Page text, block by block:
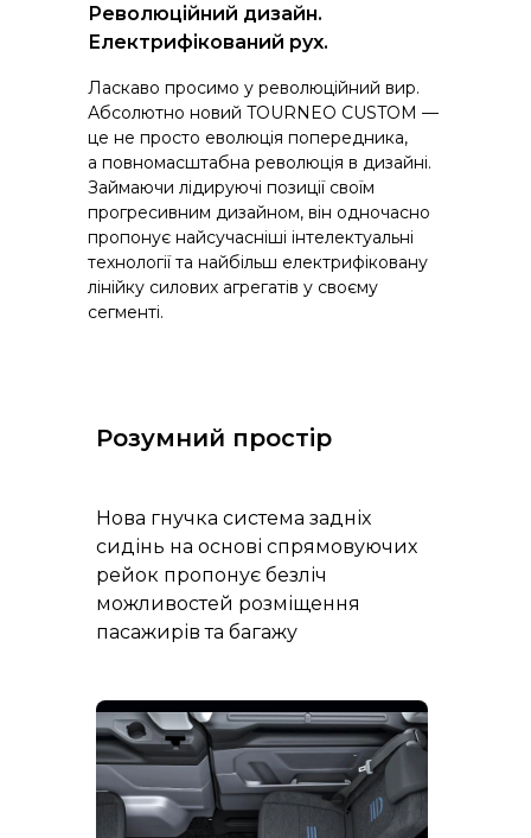
Революційний дизайн.
Електрифікований рух.
Ласкаво просимо у революційний вир.
Абсолютно новий TOURNEO CUSTOM —
це не просто еволюція попередника,
а повномасштабна революція в дизайні.
Займаючи лідируючі позиції своїм
прогресивним дизайном, він одночасно
пропонує найсучасніші інтелектуальні
технології та найбільш електрифіковану
лінійку силових агрегатів у своєму
сегменті.
Розумний простір
Нова гнучка система задніх
сидінь на основі спрямовуючих
рейок пропонує безліч
можливостей розміщення
пасажирів та багажу